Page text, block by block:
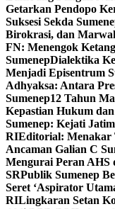
Getarkan Pendopo
Suksesi Sekda
Birokrasi, dan
FN: Menengok
SumenepDialektika
Menjadi Episentrum
Adhyaksa: Antara
Sumenep12 Tahun
Kepastian Hukum
Sumenep: Kejati
RIEditorial: Menakar
Ancaman Galian C
Mengurai Peran AHS
SRPublik Sumenep
Seret ‘Aspirator
RILingkaran Setan